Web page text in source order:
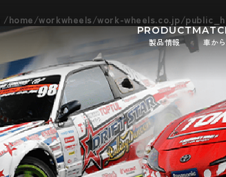
/home/workwheels/work-wheels.co.jp/
PRODUCT
製品情報
車か